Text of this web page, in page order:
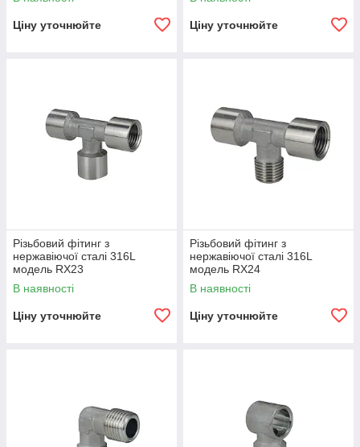
Ціну уточнюйте Ціну уточнюйте
Різьбовий фітинг з
нержавіючої сталі 316L
модель RX23
В наявності
Ціну уточнюйте
Різьбовий фітинг з
нержавіючої сталі 316L
модель RX24
В наявності
Ціну уточнюйте